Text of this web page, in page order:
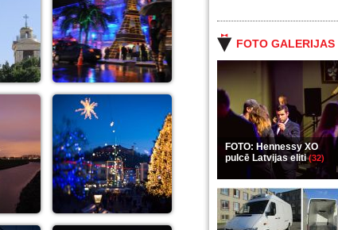
FOTO GALERIJAS
FOTO: Hennessy XO
pulcē Latvijas eliti(32)